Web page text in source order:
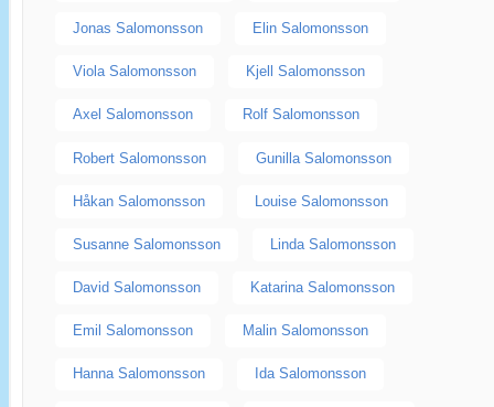
Jonas Salomonsson Elin Salomonsson
Viola Salomonsson Kjell Salomonsson
Axel Salomonsson Rolf Salomonsson
Robert Salomonsson Gunilla Salomonsson
Håkan Salomonsson Louise Salomonsson
Susanne Salomonsson Linda Salomonsson
David Salomonsson Katarina Salomonsson
Emil Salomonsson Malin Salomonsson
Hanna Salomonsson Ida Salomonsson